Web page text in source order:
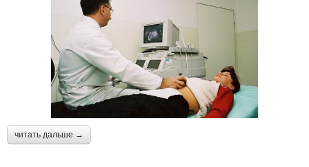
читать дальше →